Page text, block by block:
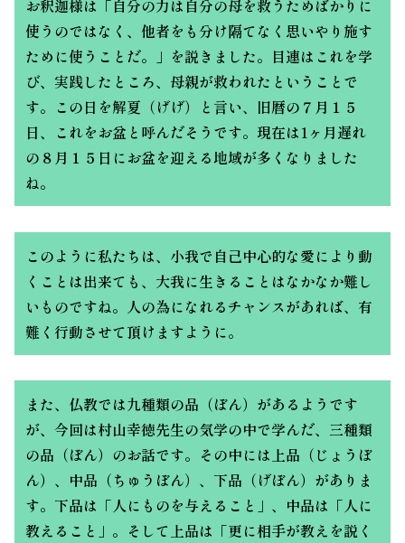
お釈迦様は「自分の力は自分の母を救うためばかりに
使うのではなく、他者をも分け隔てなく思いやり施す
ために使うことだ。」を説きました。目連はこれを学
び、実践したところ、母親が救われたということで
す。この日を解夏（げげ）と言い、旧暦の７月１５
日、これをお盆と呼んだそうです。現在は1ヶ月遅れ
の８月１５日にお盆を迎える地域が多くなりました
ね。
このように私たちは、小我で自己中心的な愛により動
くことは出来ても、大我に生きることはなかなか難し
いものですね。人の為になれるチャンスがあれば、有
難く行動させて頂けますように。
また、仏教では九種類の品（ぼん）があるようです
が、今回は村山幸徳先生の気学の中で学んだ、三種類
の品（ぼん）のお話です。その中には上品（じょうぼ
ん）、中品（ちゅうぼん）、下品（げぼん）がありま
す。下品は「人にものを与えること」、中品は「人に
教えること」。そして上品は「更に相手が教えを説く